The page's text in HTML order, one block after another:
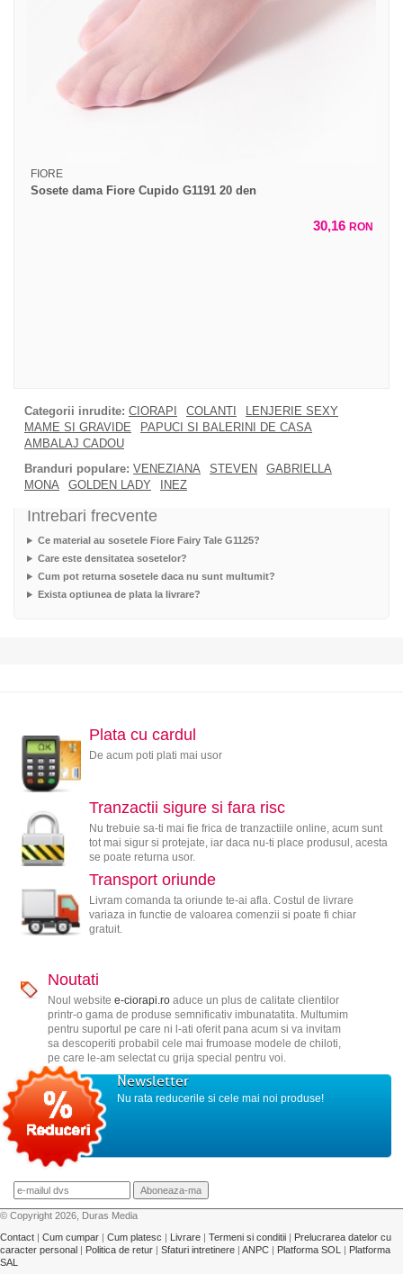
FIORE
Sosete dama Fiore Cupido G1191 20 den
30,16 RON
Categorii inrudite: CIORAPI COLANTI
LENJERIE SEXY
MAME SI GRAVIDE
PAPUCI SI BALERINI DE CASA
AMBALAJ CADOU
Branduri populare: VENEZIANA STEVEN
GABRIELLA
MONA
GOLDEN LADY INEZ
Intrebari frecvente
Ce material au sosetele Fiore Fairy Tale G1125?
Care este densitatea sosetelor?
Cum pot returna sosetele daca nu sunt multumit?
Exista optiunea de plata la livrare?
Plata cu cardul
De acum poti plati mai usor
Tranzactii sigure si fara risc
Nu trebuie sa-ti mai fie frica de tranzactiile online, acum sunt
tot mai sigur si protejate, iar daca nu-ti place produsul, acesta
se poate returna usor.
Transport oriunde
Livram comanda ta oriunde te-ai afla. Costul de livrare
variaza in functie de valoarea comenzii si poate fi chiar
gratuit.
Noutati
Noul website e-ciorapi.roaduce un plus de calitate clientilor
printr-o gama de produse semnificativ imbunatatita. Multumim
pentru suportul pe care ni l-ati oferit pana acum si va invitam
sa descoperiti probabil cele mai frumoase modele de chiloti,
pe care le-am selectat cu grija special pentru voi.
Newsletter
Nu rata reducerile si cele mai noi produse!
© Copyright 2026, Duras Media
Contact | Cum cumpar | Cum platesc | Livrare | Termeni si conditii | Prelucrarea datelor cu
caracter personal | Politica de retur | Sfaturi intretinere | ANPC | Platforma SOL | Platforma
SAL